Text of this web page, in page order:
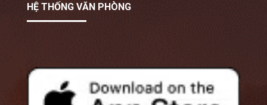
HỆ THỐNG VĂN PHÒNG